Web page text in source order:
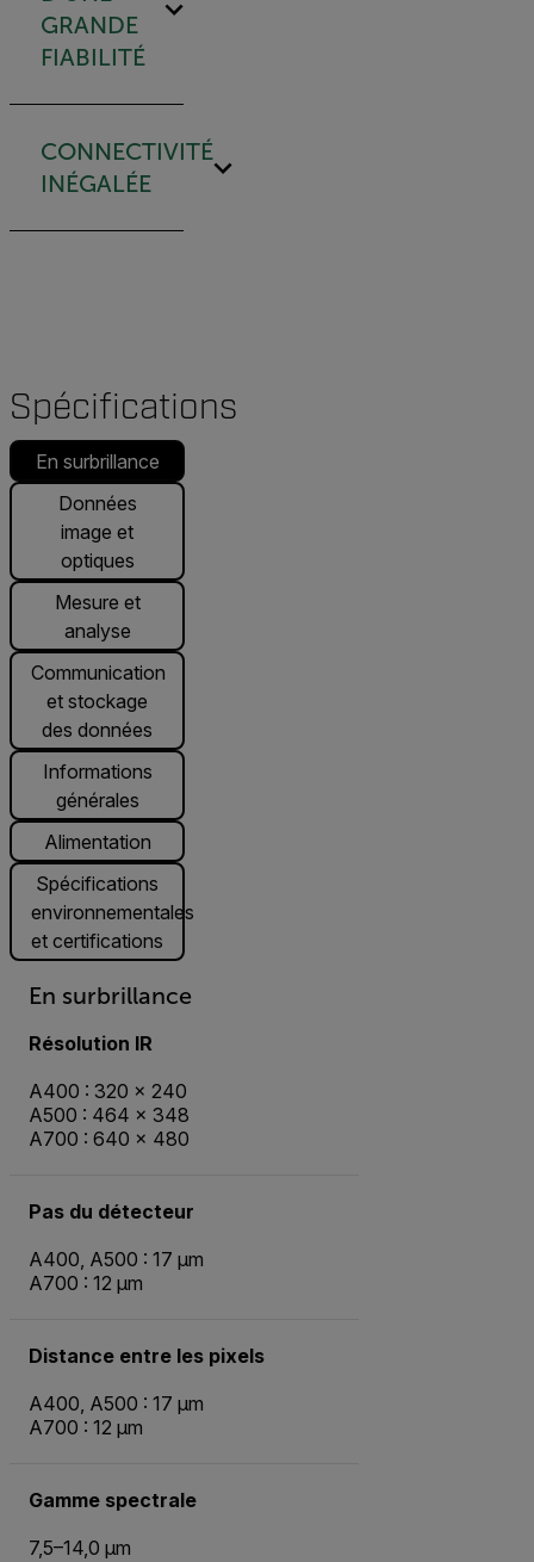
GRANDE
FIABILITÉ
CONNECTIVITÉ
INÉGALÉE
Spécifications
En surbrillance
Données
image et
optiques
Mesure et
analyse
Communication
et stockage
des données
Informations
générales
Alimentation
Spécifications
environnementales
et certifications
En surbrillance
Résolution IR
A400 : 320 × 240
A500 : 464 × 348
A700 : 640 × 480
Pas du détecteur
A400, A500 : 17 µm
A700 : 12 µm
Distance entre les pixels
A400, A500 : 17 µm
A700 : 12 µm
Gamme spectrale
7,5–14,0 µm